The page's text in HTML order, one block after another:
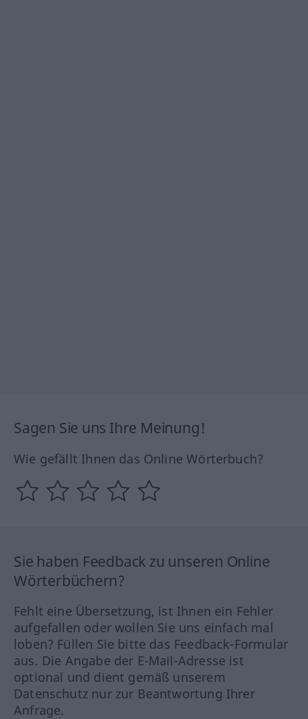
Sagen Sie uns Ihre Meinung!
Wie gefällt Ihnen das Online Wörterbuch?
Sie haben Feedback zu unseren Online
Wörterbüchern?
Fehlt eine Übersetzung, ist Ihnen ein Fehler
aufgefallen oder wollen Sie uns einfach mal
loben? Füllen Sie bitte das Feedback-Formular
aus. Die Angabe der E-Mail-Adresse ist
optional und dient gemäß unserem
Datenschutz nur zur Beantwortung Ihrer
Anfrage.